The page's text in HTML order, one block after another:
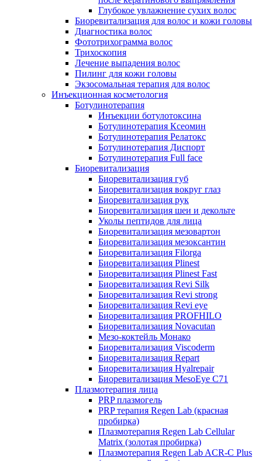
Глубокое увлажнение сухих волос
Биоревитализация для волос и кожи головы
Диагностика волос
Фототрихограмма волос
Трихоскопия
Лечение выпадения волос
Пилинг для кожи головы
Экзосомальная терапия для волос
Инъекционная косметология
Ботулинотерапия
Инъекции ботулотоксина
Ботулинотерапия Ксеомин
Ботулинотерапия Релатокс
Ботулинотерапия Диспорт
Ботулинотерапия Full face
Биоревитализация
Биоревитализация губ
Биоревитализация вокруг глаз
Биоревитализация рук
Биоревитализация шеи и декольте
Уколы пептидов для лица
Биоревитализация мезовартон
Биоревитализация мезоксантин
Биоревитализация Filorga
Биоревитализация Plinest
Биоревитализация Plinest Fast
Биоревитализация Revi Silk
Биоревитализация Revi strong
Биоревитализация Revi eye
Биоревитализация PROFHILO
Биоревитализация Novacutan
Мезо-коктейль Монако
Биоревитализация Viscoderm
Биоревитализация Repart
Биоревитализация Hyalrepair
Биоревитализация MesoEye C71
Плазмотерапия лица
PRP плазмогель
PRP терапия Regen Lab (красная
пробирка)
Плазмотерапия Regen Lab Cellular
Matrix (золотая пробирка)
Плазмотерапия Regen Lab ACR-C Plus